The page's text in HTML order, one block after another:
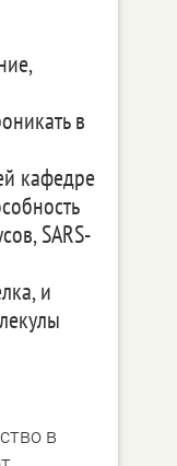
в
кафедре
SARS-
и
в